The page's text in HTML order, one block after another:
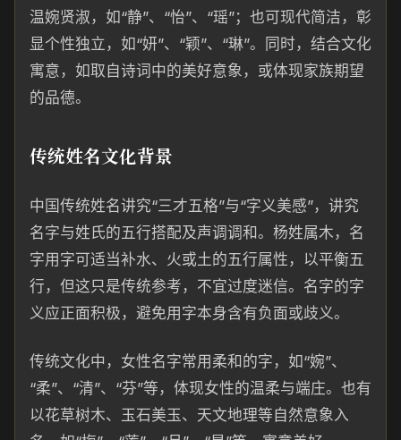
温婉贤淑，如“静”、“怡”、“瑶”；也可现代简洁，彰
显个性独立，如“妍”、“颖”、“琳”。同时，结合文化
寓意，如取自诗词中的美好意象，或体现家族期望
的品德。
传统姓名文化背景
中国传统姓名讲究“三才五格”与“字义美感”，讲究
名字与姓氏的五行搭配及声调调和。杨姓属木，名
字用字可适当补水、火或土的五行属性，以平衡五
行，但这只是传统参考，不宜过度迷信。名字的字
义应正面积极，避免用字本身含有负面或歧义。
传统文化中，女性名字常用柔和的字，如“婉”、
“柔”、“清”、“芬”等，体现女性的温柔与端庄。也有
以花草树木、玉石美玉、天文地理等自然意象入